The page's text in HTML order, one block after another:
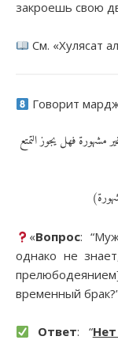
закроешь свою
См. «Хулясат
Говорит
فهل يجوز التمتع
«Вопрос:
однако не
временный
Ответ: “